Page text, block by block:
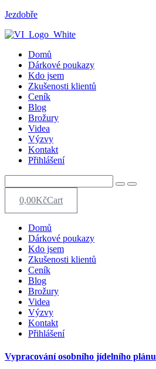
Jezdobře
Menu
Domů
Dárkové poukazy
Kdo jsem
Zkušenosti klientů
Ceník
Blog
Brožury
Videa
Výzvy
Kontakt
Přihlášení
0,00KčCart
Menu
Domů
Dárkové poukazy
Kdo jsem
Zkušenosti klientů
Ceník
Blog
Brožury
Videa
Výzvy
Kontakt
Přihlášení
Vypracování osobního jídelního plánu